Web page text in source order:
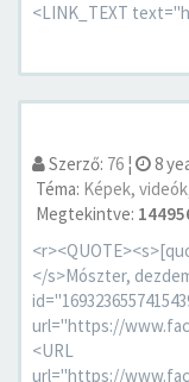
<LINK_TEXT
Szerző: 76 ¦ 8
Téma: Képek,
Megtekintve:
</s>Mószter,
url="https://
<URL
url="https://